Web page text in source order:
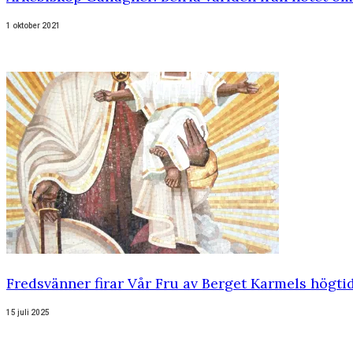
1 oktober 2021
Fredsvänner firar Vår Fru av Berget Karmels
15 juli 2025